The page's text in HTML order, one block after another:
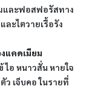
และฟอสฟอรัสทาง
ละไตวายเรื้อรัง
แคดเมียม
ไอ หนาวสั่น หายใจ
ว เจ็บคอ ในรายที่